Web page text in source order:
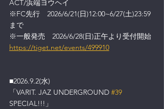
ACT/浜端ヨウヘイ
※FC先行　2026/6/21(日)12:00~6/27(土)23:59
まで
※一般発売　2026/6/28(日)正午より受付開始
https://tiget.net/events/499910
■2026.9.2(水)
「VARIT. JAZ UNDERGROUND #39
SPECIAL!!!」